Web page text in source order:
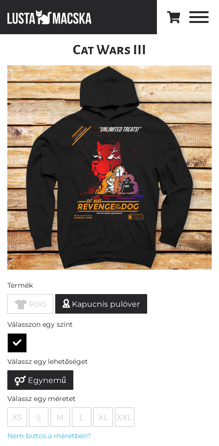
Cat Wars III
Termék
Póló Kapucnis pulóver
Válasszon egy színt
Válassz egy lehetőséget
Egynemű
Válassz egy méretet
XS S M L XL XXL
Nem biztos a méretben?